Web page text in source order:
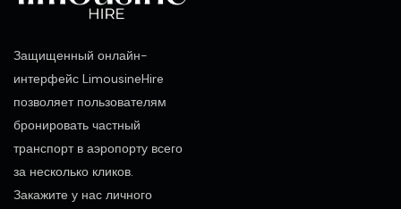
Защищенный онлайн-
интерфейс LimousineHire
позволяет пользователям
бронировать частный
транспорт в аэропорту всего
за несколько кликов.
Закажите у нас личного